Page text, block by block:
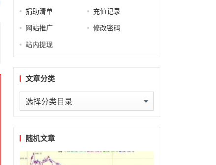
捐助清单 充值记录
网站推广 修改密码
站内提现
文章分类
文
章
类随机文章